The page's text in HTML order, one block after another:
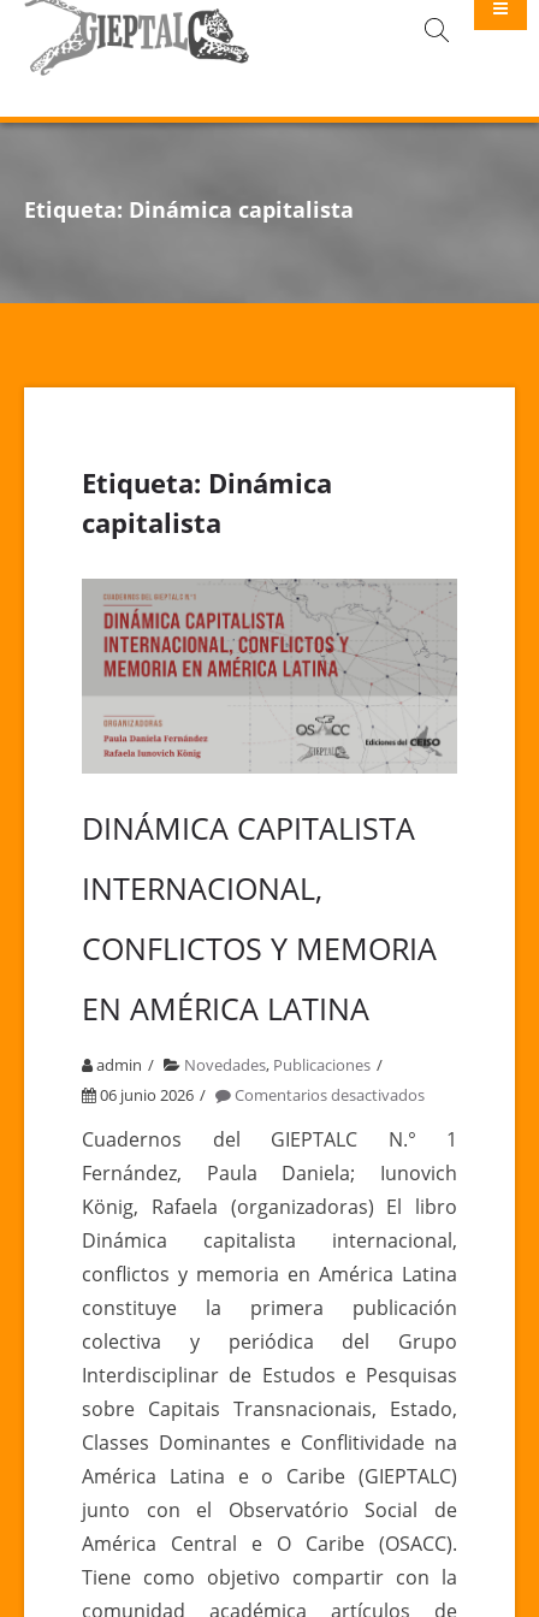
GIEPTALC
Etiqueta: Dinámica capitalista
Etiqueta: Dinámica
capitalista
DINÁMICA CAPITALISTA
INTERNACIONAL,
CONFLICTOS Y MEMORIA
EN AMÉRICA LATINA
admin Novedades, Publicaciones
06 junio 2026
Comentarios desactivadosen
CAPITALISTA
CONFLICTOS
Y
MEMORIA
EN
AMÉRICA
LATINA
Cuadernos del GIEPTALC N.° 1
Fernández, Paula Daniela; Iunovich
König, Rafaela (organizadoras) El libro
Dinámica capitalista internacional,
conflictos y memoria en América Latina
constituye la primera publicación
colectiva y periódica del Grupo
Interdisciplinar de Estudos e Pesquisas
sobre Capitais Transnacionais, Estado,
Classes Dominantes e Conflitividade na
América Latina e o Caribe (GIEPTALC)
junto con el Observatório Social de
América Central e O Caribe (OSACC).
Tiene como objetivo compartir con la
comunidad académica artículos de